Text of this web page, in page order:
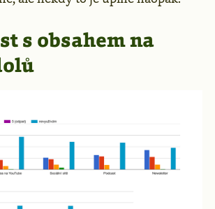
s obsahem na